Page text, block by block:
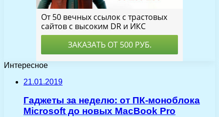
Интересное
21.01.2019
Гаджеты за неделю: от ПК-моноблока
Microsoft до новых MacBook Pro